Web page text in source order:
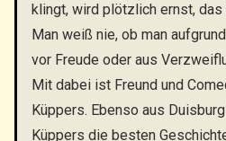
klingt, wird plötzlich ernst,
Man weiß nie, ob man
vor Freude oder aus
Mit dabei ist Freund und
Küppers. Ebenso aus
Küppers die besten